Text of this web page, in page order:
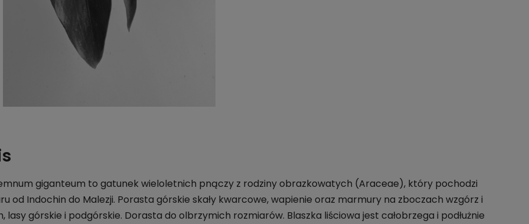
giganteum to gatunek wieloletnich pnączy z rodziny obrazkowatych (Araceae), który pochodzi
od Indochin do Malezji. Porasta górskie skały kwarcowe, wapienie oraz marmury na zboczach wzgórz i
lasy górskie i podgórskie. Dorasta do olbrzymich rozmiarów. Blaszka liściowa jest całobrzega i podłużnie